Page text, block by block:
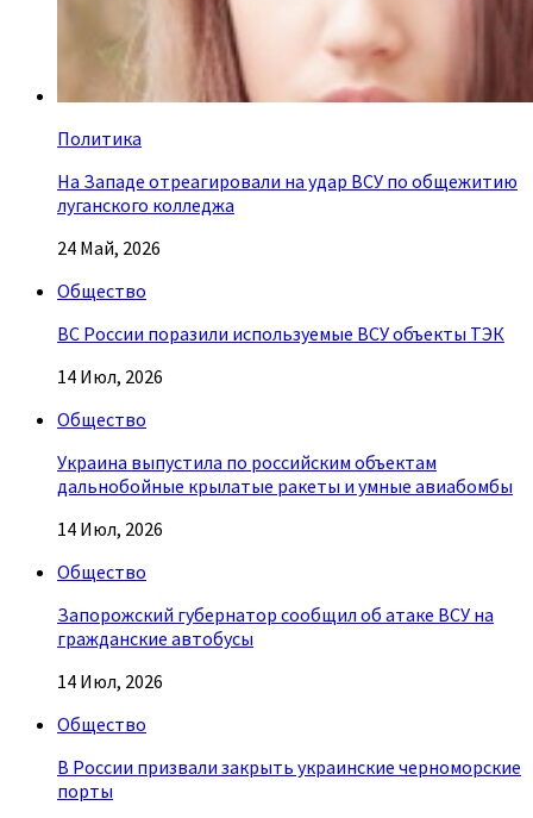
Политика
На Западе отреагировали на удар ВСУ по общежитию
луганского колледжа
24 Май, 2026
Общество
ВС России поразили используемые ВСУ объекты ТЭК
14 Июл, 2026
Общество
Украина выпустила по российским объектам
дальнобойные крылатые ракеты и умные авиабомбы
14 Июл, 2026
Общество
Запорожский губернатор сообщил об атаке ВСУ на
гражданские автобусы
14 Июл, 2026
Общество
В России призвали закрыть украинские черноморские
порты